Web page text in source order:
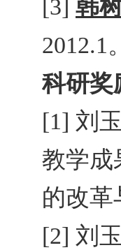
[3] 韩
2012.1 。
科研奖
[1] 刘
教学成
的改革
[2] 刘